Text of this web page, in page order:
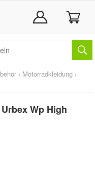
› Motorradkleidung ›
Wp High